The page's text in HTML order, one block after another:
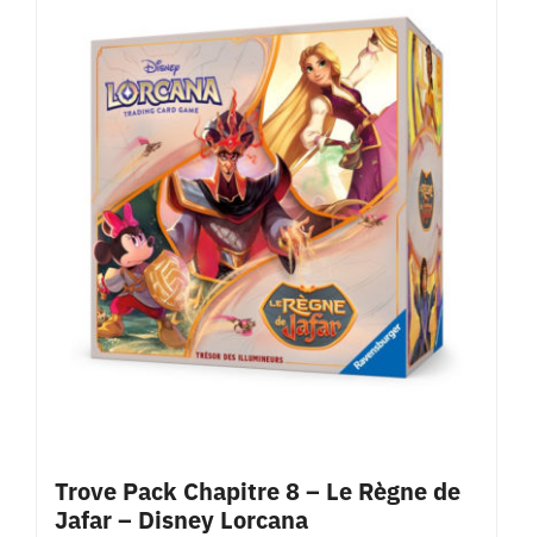
Trove Pack Chapitre 8 – Le Règne de
Jafar – Disney Lorcana